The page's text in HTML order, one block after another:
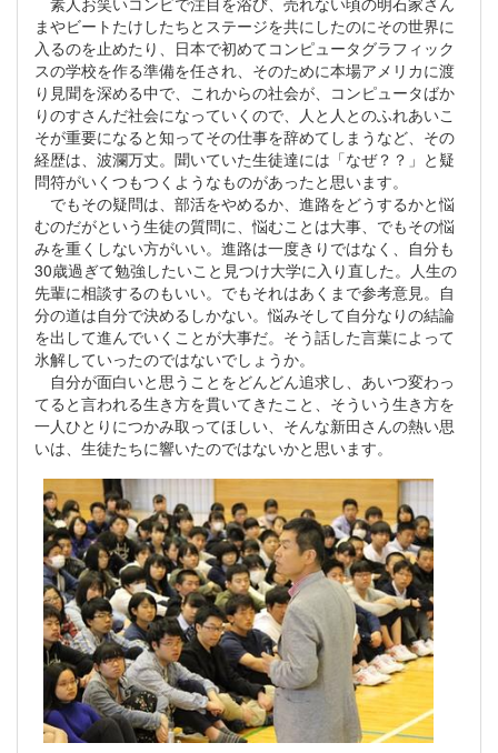
まやビートたけしたちとステージを共にしたのにその世界に
入るのを止めたり、日本で初めてコンピュータグラフィック
スの学校を作る準備を任され、そのために本場アメリカに渡
り見聞を深める中で、これからの社会が、コンピュータばか
りのすさんだ社会になっていくので、人と人とのふれあいこ
そが重要になると知ってその仕事を辞めてしまうなど、その
経歴は、波瀾万丈。聞いていた生徒達には「なぜ？？」と疑
問符がいくつもつくようなものがあったと思います。
でもその疑問は、部活をやめるか、進路をどうするかと悩
むのだがという生徒の質問に、悩むことは大事、でもその悩
みを重くしない方がいい。進路は一度きりではなく、自分も
30歳過ぎて勉強したいこと見つけ大学に入り直した。人生の
先輩に相談するのもいい。でもそれはあくまで参考意見。自
分の道は自分で決めるしかない。悩みそして自分なりの結論
を出して進んでいくことが大事だ。そう話した言葉によって
氷解していったのではないでしょうか。
自分が面白いと思うことをどんどん追求し、あいつ変わっ
てると言われる生き方を貫いてきたこと、そういう生き方を
一人ひとりにつかみ取ってほしい、そんな新田さんの熱い思
いは、生徒たちに響いたのではないかと思います。